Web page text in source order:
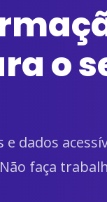
o
dados
faça